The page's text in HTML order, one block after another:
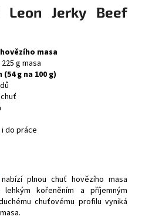
Jerky Beef
masa
g masa
g na 100 g)
do práce
nabízí plnou chuť hovězího masa
kořeněním a příjemným
chuťovému profilu vyniká